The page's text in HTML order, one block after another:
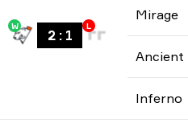
W
2: 1
L
Mirage
Ancient
Inferno